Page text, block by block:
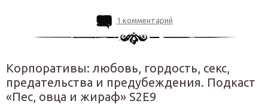
1 комментарий
Корпоративы: любовь, гордость, секс,
предательства и предубеждения. Подкаст
«Пес, овца и жираф» S2E9